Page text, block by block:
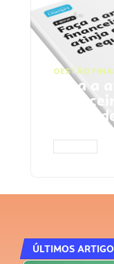
GESTÃO
Faça a
ponto
ÚLTIMOS